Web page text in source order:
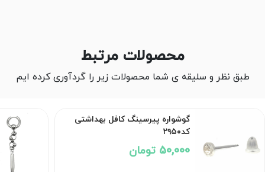
محصولات مرتبط
طبق نظر و سلیقه ی شما محصولات زیر را گردآوری کرده ایم
گوشواره پیرسینگ کافل بهداشتی
کد۲۹۵۰
50,000 تومان